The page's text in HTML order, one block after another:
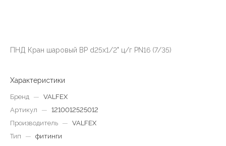
ПНД Кран шаровый ВР d25х1/2" ц/г PN16 (7/35)
Характеристики
Бренд — VALFEX
Артикул
— 1210012525012
Производитель — VALFEX
Тип
— фитинги